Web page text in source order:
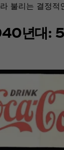
불리는 결정적
년대: 5